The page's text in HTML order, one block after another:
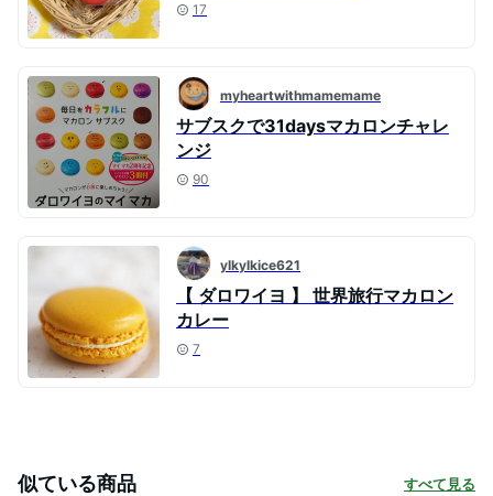
17
myheartwithmamemame
サブスクで31daysマカロンチャレ
ンジ
90
ylkylkice621
【 ダロワイヨ 】 世界旅行マカロン
カレー
7
似ている商品 すべて見る